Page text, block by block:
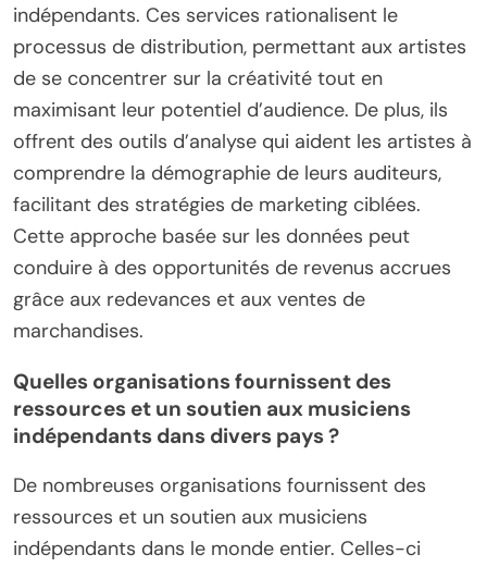
indépendants. Ces services rationalisent le
processus de distribution, permettant aux artistes
de se concentrer sur la créativité tout en
maximisant leur potentiel d’audience. De plus, ils
offrent des outils d’analyse qui aident les artistes à
comprendre la démographie de leurs auditeurs,
facilitant des stratégies de marketing ciblées.
Cette approche basée sur les données peut
conduire à des opportunités de revenus accrues
grâce aux redevances et aux ventes de
marchandises.
Quelles organisations fournissent des
ressources et un soutien aux musiciens
indépendants dans divers pays ?
De nombreuses organisations fournissent des
ressources et un soutien aux musiciens
indépendants dans le monde entier. Celles-ci